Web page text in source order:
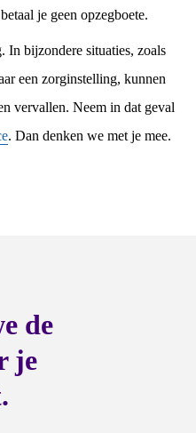
je geen opzegboete.
In bijzondere situaties, zoals
een zorginstelling, kunnen
vervallen. Neem in dat geval
. Dan denken we met je mee.
de
je